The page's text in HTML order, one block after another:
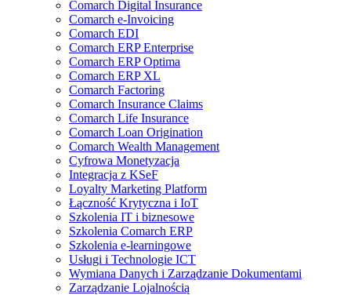
Comarch Digital Insurance
Comarch e-Invoicing
Comarch EDI
Comarch ERP Enterprise
Comarch ERP Optima
Comarch ERP XL
Comarch Factoring
Comarch Insurance Claims
Comarch Life Insurance
Comarch Loan Origination
Comarch Wealth Management
Cyfrowa Monetyzacja
Integracja z KSeF
Loyalty Marketing Platform
Łączność Krytyczna i IoT
Szkolenia IT i biznesowe
Szkolenia Comarch ERP
Szkolenia e-learningowe
Usługi i Technologie ICT
Wymiana Danych i Zarządzanie Dokumentami
Zarządzanie Lojalnością